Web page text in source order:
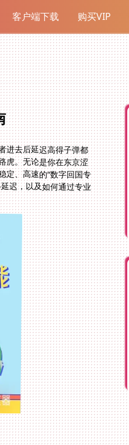
客户端下载 购买VIP
进去后延迟高得子弹都
虎。无论是你在东京涩
、高速的“数字回国专
迟，以及如何通过专业